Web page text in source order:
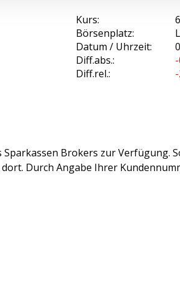
Kurs:
Börsenplatz:
Datum / Uhrzeit:
Diff.abs.:
Diff.rel.:
Brokers zur Verfügung.
Durch Angabe Ihrer